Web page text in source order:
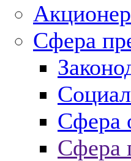
Сфера
Сфера
Сфера